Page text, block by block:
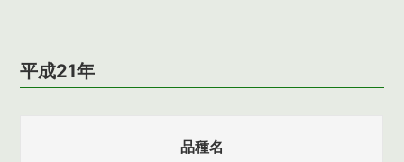
平成21年
品種名